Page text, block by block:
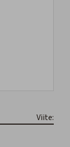
Viite: